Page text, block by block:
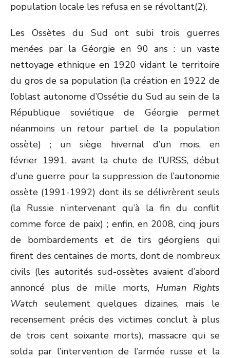
population locale les refusa en se révoltant(2).
Les Ossètes du Sud ont subi trois guerres
menées par la Géorgie en 90 ans : un vaste
nettoyage ethnique en 1920 vidant le territoire
du gros de sa population (la création en 1922 de
l’oblast autonome d’Ossétie du Sud au sein de la
République soviétique de Géorgie permet
néanmoins un retour partiel de la population
ossète) ; un siège hivernal d’un mois, en
février 1991, avant la chute de l’URSS, début
d’une guerre pour la suppression de l’autonomie
ossète (1991-1992) dont ils se délivrèrent seuls
(la Russie n’intervenant qu’à la fin du conflit
comme force de paix) ; enfin, en 2008, cinq jours
de bombardements et de tirs géorgiens qui
firent des centaines de morts, dont de nombreux
civils (les autorités sud-ossètes avaient d’abord
annoncé plus de mille morts, Human Rights
Watch seulement quelques dizaines, mais le
recensement précis des victimes conclut à plus
de trois cent soixante morts), massacre qui se
solda par l’intervention de l’armée russe et la